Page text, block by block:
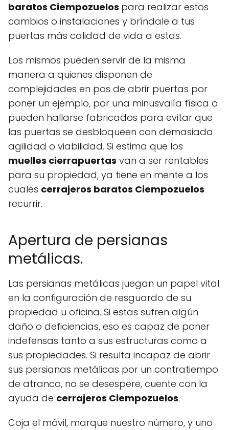
baratos Ciempozuelos para realizar estos
cambios o instalaciones y bríndale a tus
puertas más calidad de vida a estas.
Los mismos pueden servir de la misma
manera a quienes disponen de
complejidades en pos de abrir puertas por
poner un ejemplo, por una minusvalía física o
pueden hallarse fabricados para evitar que
las puertas se desbloqueen con demasiada
agilidad o viabilidad. Si estima que los
muelles cierrapuertas van a ser rentables
para su propiedad, ya tiene en mente a los
cuales cerrajeros baratos Ciempozuelos
recurrir.
Apertura de persianas
metálicas.
Las persianas metálicas juegan un papel vital
en la configuración de resguardo de su
propiedad u oficina. Si estas sufren algún
daño o deficiencias, eso es capaz de poner
indefensas tanto a sus estructuras como a
sus propiedades. Si resulta incapaz de abrir
sus persianas metálicas por un contratiempo
de atranco, no se desespere, cuente con la
ayuda de cerrajeros Ciempozuelos.
Coja el móvil, marque nuestro número, y uno